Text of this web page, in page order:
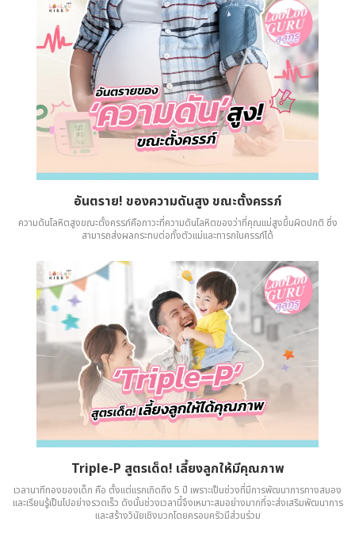
อันตราย! ของความดันสูง ขณะตั้งครรภ์
ความดันโลหิตสูงขณะตั้งครรภ์คือภาวะที่ความดันโลหิตของว่าที่คุณแม่สูงขึ้นผิดปกติ ซึ่ง
สามารถส่งผลกระทบต่อทั้งตัวแม่และทารกในครรภ์ได้
Triple-P สูตรเด็ด! เลี้ยงลูกให้มีคุณภาพ
เวลานาทีทองของเด็ก คือ ตั้งแต่แรกเกิดถึง 5 ปี เพราะเป็นช่วงที่มีการพัฒนาการทางสมอง
และเรียนรู้เป็นไปอย่างรวดเร็ว ดังนั้นช่วงเวลานี้จึงเหมาะสมอย่างมากที่จะส่งเสริมพัฒนาการ
และสร้างวินัยเชิงบวกโดยครอบครัวมีส่วนร่วม